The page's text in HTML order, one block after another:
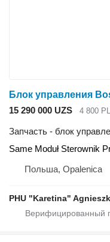
15 290 000 UZS 4 800
Запчасть - блок
Same Moduł Sterownik
Польша, Opalenica
PHU "Karetina"